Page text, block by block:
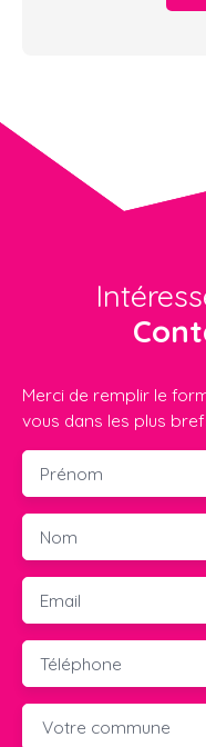
Merci de remplir le
vous dans les plus
Prénom
Nom
Email
Téléphone
Votre commune